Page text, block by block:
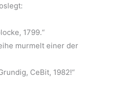
1799.“
murmelt einer der
CeBit, 1982!“